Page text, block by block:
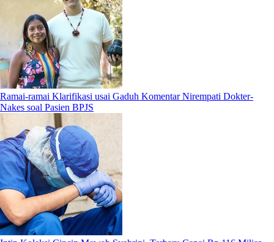
Ramai-ramai Klarifikasi usai Gaduh Komentar Nirempati Dokter-
Nakes soal Pasien BPJS